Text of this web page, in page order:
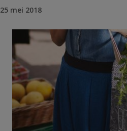
25 mei 2018